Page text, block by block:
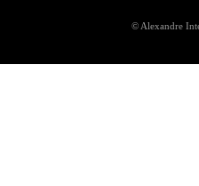
© Alexandre